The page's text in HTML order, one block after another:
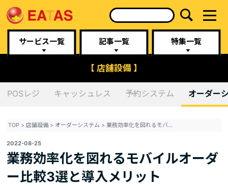
サービス一覧 記事一覧 特集一覧
【 店舗設備 】
POSレジ キャッシュレス 予約システム オーダー
TOP >店舗設備 > オーダーシステム > 業務効率化を図れるモバイルオーダー比較3選と導入メリット
2022-08-25
業務効率化を図れるモバイルオーダ
ー比較3選と導入メリット